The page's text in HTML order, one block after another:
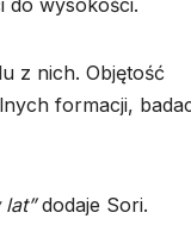
do wysokości.
z nich. Objętość
formacji,
dodaje Sori.